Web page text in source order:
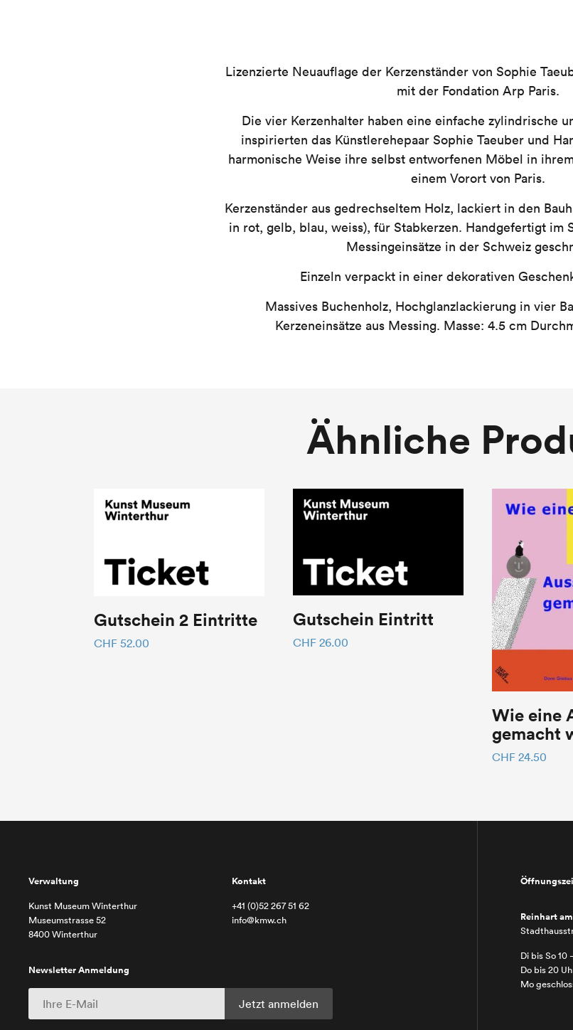
Lizenzierte Neuauflage der Kerzenständer von Sophie
mit der Fondation Arp Paris.
Die vier Kerzenhalter haben eine einfache zylindrische
inspirierten das Künstlerehepaar Sophie Taeuber und
harmonische Weise ihre selbst entworfenen Möbel in
einem Vorort von Paris.
Kerzenständer aus gedrechseltem Holz, lackiert in den
in rot, gelb, blau, weiss), für Stabkerzen. Handgefertigt im
Messingeinsätze in der Schweiz
Einzeln verpackt in einer dekorativen
Massives Buchenholz, Hochglanzlackierung in vier
Kerzeneinsätze aus Messing. Masse: 4.5 cm
Ähnliche
Gutschein 2 Eintritte
CHF 52.00
Gutschein Eintritt
CHF 26.00
Wie eine
gemacht
CHF 24.50
Verwaltung
Kunst Museum Winterthur
Museumstrasse 52
8400 Winterthur
Kontakt
+41 (0)52 267 51 62
info@kmw.ch
Newsletter Anmeldung
Reinhart
Di bis So 10
Do bis 20
Mo